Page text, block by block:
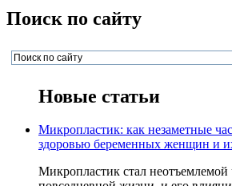
Поиск по сайту
Новые статьи
Микропластик: как незаметные
здоровью беременных женщин и
Микропластик стал